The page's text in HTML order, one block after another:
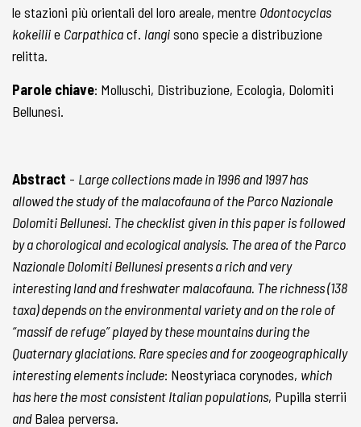
le stazioni più orientali del loro areale, mentre Odontocyclas
kokeiliie Carpathicacf. langisono specie a distribuzione
relitta.
Parole chiave: Molluschi, Distribuzione, Ecologia, Dolomiti
Bellunesi.
Abstract - Large collections made in 1996 and 1997 has
allowed the study of the malacofauna of the Parco Nazionale
Dolomiti Bellunesi. The checklist given in this paper is followed
by a chorological and ecological analysis. The area of the Parco
Nazionale Dolomiti Bellunesi presents a rich and very
interesting land and freshwater malacofauna. The richness (138
taxa) depends on the environmental variety and on the role of
“massif de refuge” played by these mountains during the
Quaternary glaciations. Rare species and for zoogeographically
interesting elements include: Neostyriaca corynodes, which
has here the most consistent Italian populations, Pupilla sterrii
andBalea perversa.